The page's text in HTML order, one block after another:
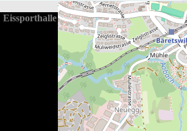
Eissporthalle Bäretswil